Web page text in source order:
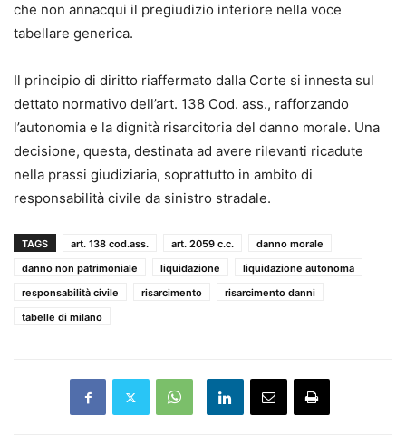
che non annacqui il pregiudizio interiore nella voce
tabellare generica.
Il principio di diritto riaffermato dalla Corte si innesta sul
dettato normativo dell’art. 138 Cod. ass., rafforzando
l’autonomia e la dignità risarcitoria del danno morale. Una
decisione, questa, destinata ad avere rilevanti ricadute
nella prassi giudiziaria, soprattutto in ambito di
responsabilità civile da sinistro stradale.
TAGS art. 138 cod.ass. art. 2059 c.c.
danno morale
danno non patrimoniale
liquidazione
liquidazione autonoma
responsabilità civile
risarcimento
risarcimento danni
tabelle di milano